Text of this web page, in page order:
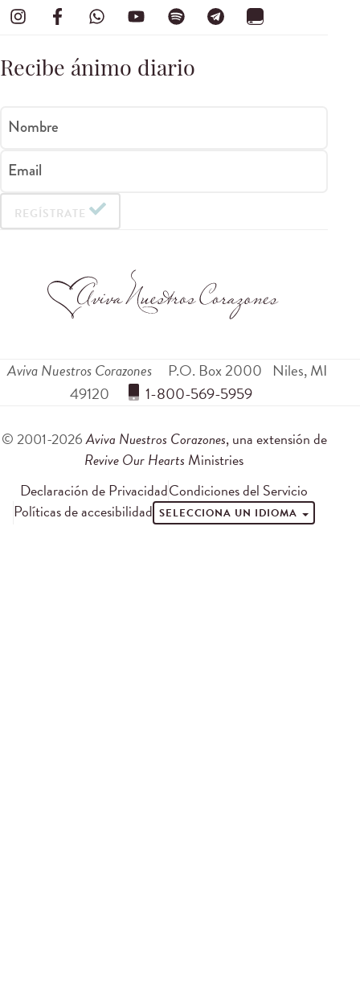
Recibe ánimo diario
Nombre
Email
REGÍSTRATE
Aviva Nuestros Corazones P.O. Box 2000 Niles,MI
49120
1-800-569-5959
© 2001-2026Aviva Nuestros Corazones, una extensión de
Revive Our Hearts Ministries
Declaración de PrivacidadCondiciones del Servicio
Políticas de accesibilidad SELECCIONA UN IDIOMA